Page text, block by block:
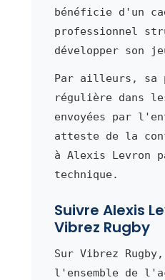
bénéficie d'un
professionnel
développer son
Par ailleurs, sa
régulière dans
envoyées par
atteste de la
à Alexis Levron
technique.
Suivre Alexis
Vibrez Rugby
Sur Vibrez
l'ensemble de